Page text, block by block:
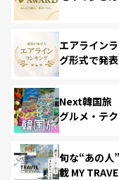
エアライン
グ形式で発表
Next韓国旅
グルメ・テ
旬な“あの人
載 MY